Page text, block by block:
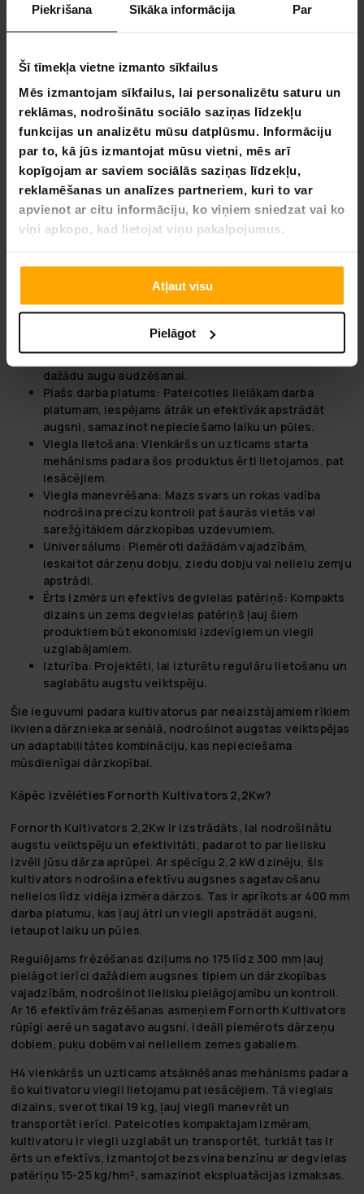
Piekrišana Sīkāka informācija Par
Šī tīmekļa vietne izmanto sīkfailus
Mēs izmantojam sīkfailus, lai personalizētu saturu un
reklāmas, nodrošinātu sociālo saziņas līdzekļu
funkcijas un analizētu mūsu datplūsmu. Informāciju
par to, kā jūs izmantojat mūsu vietni, mēs arī
kopīgojam ar saviem sociālās saziņas līdzekļu,
reklamēšanas un analīzes partneriem, kuri to var
apvienot ar citu informāciju, ko viņiem sniedzat vai ko
viņi apkopo, kad lietojat viņu pakalpojumus.
Atļaut visu
Pielāgot
Fornorth atneša inovacijas tiesiai į jūsų namus,
svajones su Fornorth. Nes kai kalbama apie jūsų aplinkos
transformavimą, mes tikime, kad vienintelis ribas turėtų būti
jūsų vaizduotė.
Uzlabojiet Jūsu Dārza Kvalitāti
Kultivatori ir neaizstājami palīgi jebkuram dārzniekam, kas
vēlas sagatavot un uzlabot savas augsnes kvalitāti efektīvi
un bez liekas piepūles. Šāda veida produkti piedāvā virkni
priekšrocību, kas padara dārzkopību ne tikai vieglāku, bet arī
produktīvāku.
jaudu, lai efektīvi sagatavotu augsni pat vidēja lieluma
dārziem.
frēzēšanas dziļumu ļauj tos piemērot dažādu veidu
augsnei un dārzkopības prasībām, kas ir īpaši svarīgi
dažādu augu audzēšanai.
Plašs darba platums: Pateicoties lielākam darba
platumam, iespējams ātrāk un efektīvāk apstrādāt
augsni, samazinot nepieciešamo laiku un pūles.
Viegla lietošana: Vienkāršs un uzticams starta
mehānisms padara šos produktus ērti lietojamos, pat
iesācējiem.
Viegla manevrēšana: Mazs svars un rokas vadība
nodrošina precīzu kontroli pat šaurās vietās vai
sarežģītākiem dārzkopības uzdevumiem.
Universālums: Piemēroti dažādām vajadzībām,
ieskaitot dārzeņu dobju, ziedu dobju vai nelielu zemju
apstrādi.
Ērts izmērs un efektīvs degvielas patēriņš: Kompakts
dizains un zems degvielas patēriņš ļauj šiem
produktiem būt ekonomiski izdevīgiem un viegli
uzglabājamiem.
Izturība: Projektēti, lai izturētu regulāru lietošanu un
saglabātu augstu veiktspēju.
Šie ieguvumi padara kultivatorus par neaizstājamiem rīkiem
ikviena dārznieka arsenālā, nodrošinot augstas veiktspējas
un adaptabilitātes kombināciju, kas nepieciešama
mūsdienīgai dārzkopībai.
Kāpēc izvēlēties Fornorth Kultivators 2,2Kw?
Fornorth Kultivators 2,2Kw ir izstrādāts, lai nodrošinātu
augstu veiktspēju un efektivitāti, padarot to par lielisku
izvēli jūsu dārza aprūpei. Ar spēcīgu 2,2 kW dzinēju, šis
kultivators nodrošina efektīvu augsnes sagatavošanu
nelielos līdz vidēja izmēra dārzos. Tas ir aprīkots ar 400 mm
darba platumu, kas ļauj ātri un viegli apstrādāt augsni,
ietaupot laiku un pūles.
Regulējams frēzēšanas dziļums no 175 līdz 300 mm ļauj
pielāgot ierīci dažādiem augsnes tipiem un dārzkopības
vajadzībām, nodrošinot lielisku pielāgojamību un kontroli.
Ar 16 efektīvām frēzēšanas asmeņiem Fornorth Kultivators
rūpīgi aerē un sagatavo augsni, ideāli piemērots dārzeņu
dobiem, puķu dobēm vai nelieliem zemes gabaliem.
H4 vienkāršs un uzticams atsāknēšanas mehānisms padara
šo kultivatoru viegli lietojamu pat iesācējiem. Tā vieglais
dizains, sverot tikai 19 kg, ļauj viegli manevrēt un
transportēt ierīci. Pateicoties kompaktajam izmēram,
kultivatoru ir viegli uzglabāt un transportēt, turklāt tas ir
ērts un efektīvs, izmantojot bezsvina benzīnu ar degvielas
patēriņu 15-25 kg/hm², samazinot ekspluatācijas izmaksas.